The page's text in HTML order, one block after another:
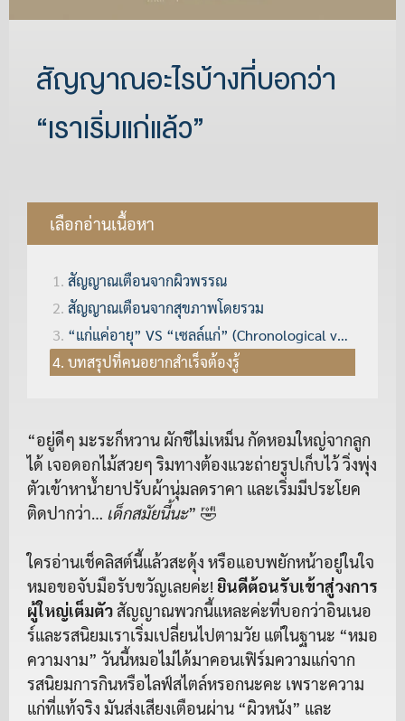
สัญญาณอะไรบ้างที่บอกว่า
“เราเริ่มแก่แล้ว”
เลือกอ่านเนื้อหา
สัญญาณเตือนจากผิวพรรณ
สัญญาณเตือนจากสุขภาพโดยรวม
“แก่แค่อายุ” VS “เซลล์แก่” (Chronological vs Biological Aging)
บทสรุปที่คนอยากสำเร็จต้องรู้
“อยู่ดีๆ มะระก็หวาน ผักชีไม่เหม็น กัดหอมใหญ่จากลูก
ได้ เจอดอกไม้สวยๆ ริมทางต้องแวะถ่ายรูปเก็บไว้ วิ่งพุ่ง
ตัวเข้าหาน้ำยาปรับผ้านุ่มลดราคา และเริ่มมีประโยค
ติดปากว่า… เด็กสมัยนี้นะ” 🤣
ใครอ่านเช็คลิสต์นี้แล้วสะดุ้ง หรือแอบพยักหน้าอยู่ในใจ
หมอขอจับมือรับขวัญเลยค่ะ! ยินดีต้อนรับเข้าสู่วงการ
ผู้ใหญ่เต็มตัวสัญญาณพวกนี้แหละค่ะที่บอกว่าอินเนอ
ร์และรสนิยมเราเริ่มเปลี่ยนไปตามวัย แต่ในฐานะ “หมอ
ความงาม” วันนี้หมอไม่ได้มาคอนเฟิร์มความแก่จาก
รสนิยมการกินหรือไลฟ์สไตล์หรอกนะคะ เพราะความ
แก่ที่แท้จริง มันส่งเสียงเตือนผ่าน “ผิวหนัง” และ